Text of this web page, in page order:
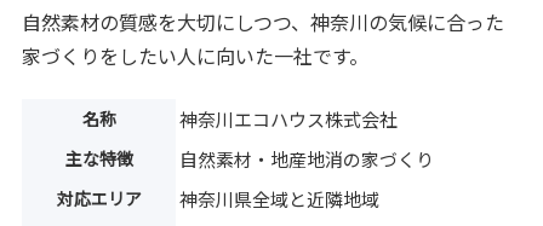
自然素材の質感を大切にしつつ、神奈川の気候に合った
家づくりをしたい人に向いた一社です。
名称 神奈川エコハウス株式会社
主な特徴 自然素材・地産地消の家づくり
対応エリア 神奈川県全域と近隣地域